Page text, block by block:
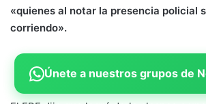
«quienes al notar la presencia policial
corriendo».
Únete a nuestros grupos de